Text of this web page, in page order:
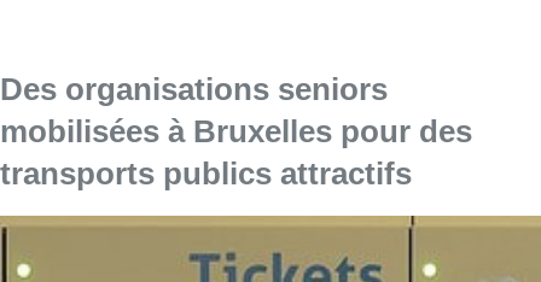
Des organisations seniors
mobilisées à Bruxelles pour des
transports publics attractifs